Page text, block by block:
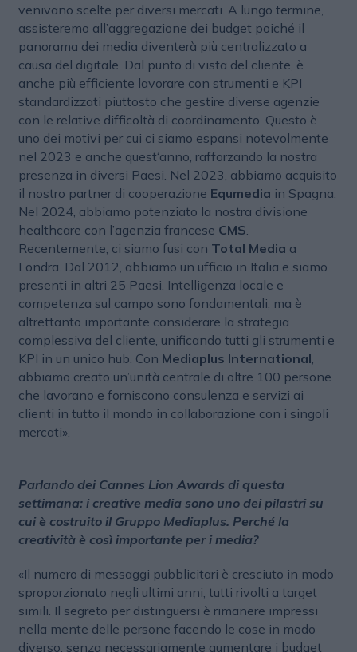
venivano scelte per diversi mercati. A lungo termine,
assisteremo all’aggregazione dei budget poiché il
panorama dei media diventerà più centralizzato a
causa del digitale. Dal punto di vista del cliente, è
anche più efficiente lavorare con strumenti e KPI
standardizzati piuttosto che gestire diverse agenzie
con le relative difficoltà di coordinamento. Questo è
uno dei motivi per cui ci siamo espansi notevolmente
nel 2023 e anche quest‘anno, rafforzando la nostra
presenza in diversi Paesi. Nel 2023, abbiamo acquisito
il nostro partner di cooperazione Equmedia in Spagna.
Nel 2024, abbiamo potenziato la nostra divisione
healthcare con l’agenzia francese CMS
Recentemente, ci siamo fusi con Total Media a
Londra. Dal 2012, abbiamo un ufficio in Italia e siamo
presenti in altri 25 Paesi. Intelligenza locale e
competenza sul campo sono fondamentali, ma è
altrettanto importante considerare la strategia
complessiva del cliente, unificando tutti gli strumenti e
KPI in un unico hub. Con Mediaplus International
abbiamo creato un’unità centrale di oltre 100 persone
che lavorano e forniscono consulenza e servizi ai
clienti in tutto il mondo in collaborazione con i singoli
mercati».
Parlando dei Cannes Lion Awards di questa
settimana: i creative media sono uno dei pilastri su
cui è costruito il Gruppo Mediaplus. Perché la
creatività è così importante per i media?
«Il numero di messaggi pubblicitari è cresciuto in modo
sproporzionato negli ultimi anni, tutti rivolti a target
simili. Il segreto per distinguersi è rimanere impressi
nella mente delle persone facendo le cose in modo
diverso, senza necessariamente aumentare i budget